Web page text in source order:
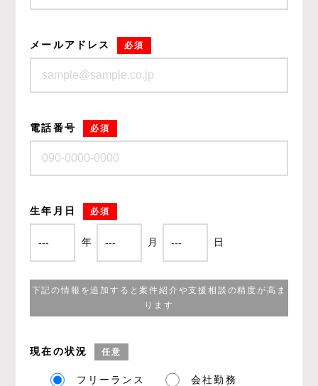
メールアドレス 必須
電話番号 必須
生年月日 必須
年 月 日
下記の情報を追加すると案件紹介や支援相談の精度が高ま
ります
現在の状況 任意
フリーランス 会社勤務